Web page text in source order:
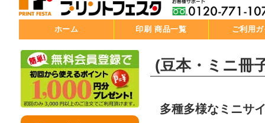
ホーム 印刷 商品一覧 ご利用
(豆本・ミニ冊
多種多様なミニサ